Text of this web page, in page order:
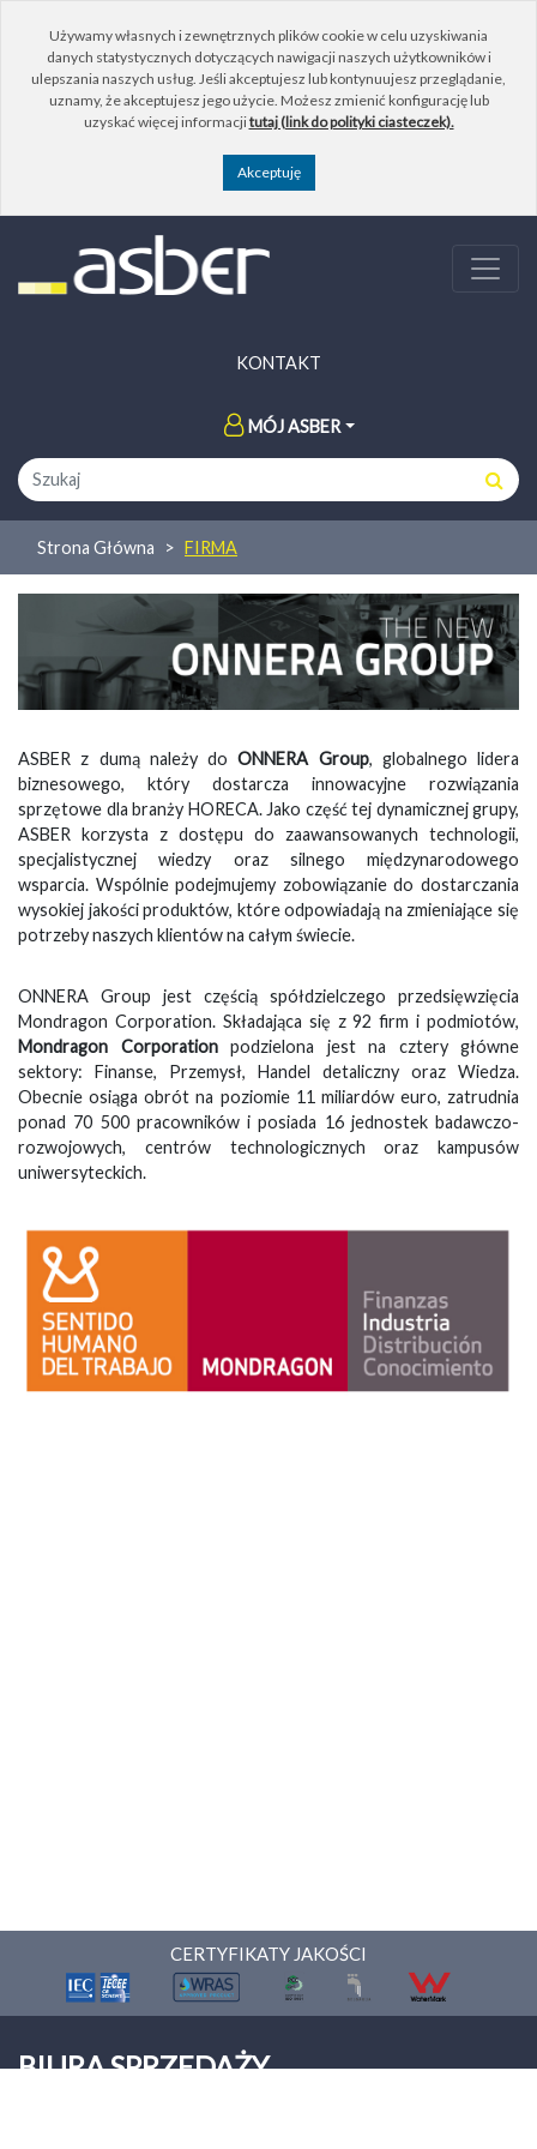
Używamy własnych i zewnętrznych plików cookie w celu uzyskiwania
danych statystycznych dotyczących nawigacji naszych użytkowników i
ulepszania naszych usług. Jeśli akceptujesz lub kontynuujesz przeglądanie,
uznamy, że akceptujesz jego użycie. Możesz zmienić konfigurację lub
uzyskać więcej informacjitutaj (link do polityki ciasteczek).
KONTAKT
MÓJ ASBER
Strona Główna FIRMA
ASBER z dumą należy doONNERA Group, globalnego lidera
biznesowego, który dostarcza innowacyjne rozwiązania
sprzętowe dla branży HORECA. Jako część tej dynamicznej grupy,
ASBER korzysta z dostępu do zaawansowanych technologii,
specjalistycznej wiedzy oraz silnego międzynarodowego
wsparcia. Wspólnie podejmujemy zobowiązanie do dostarczania
wysokiej jakości produktów, które odpowiadają na zmieniające się
potrzeby naszych klientów na całym świecie.
ONNERA Group jest częścią spółdzielczego przedsięwzięcia
Mondragon Corporation. Składająca się z 92 firm i podmiotów,
Mondragon Corporationpodzielona jest na cztery główne
sektory: Finanse, Przemysł, Handel detaliczny oraz Wiedza.
Obecnie osiąga obrót na poziomie 11 miliardów euro, zatrudnia
ponad 70 500 pracowników i posiada 16 jednostek badawczo-
rozwojowych, centrów technologicznych oraz kampusów
uniwersyteckich.
CERTYFIKATY JAKOŚCI
BIURA SPRZEDAŻY